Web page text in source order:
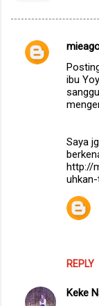
C
ibu
Saya
http://
REPLY
Keke